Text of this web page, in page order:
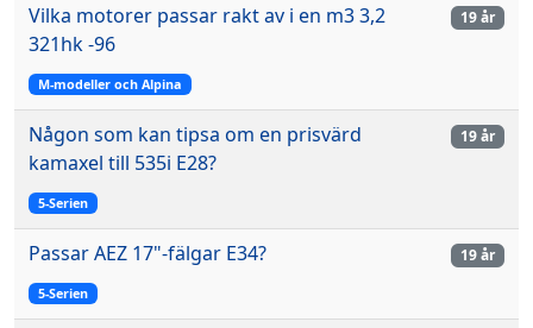
Vilka motorer passar rakt av i en m3 3,2
321hk -96
M-modeller och Alpina
19 år
Någon som kan tipsa om en prisvärd
kamaxel till 535i E28?
5-Serien
19 år
Passar AEZ 17"-fälgar E34?
5-Serien
19 år